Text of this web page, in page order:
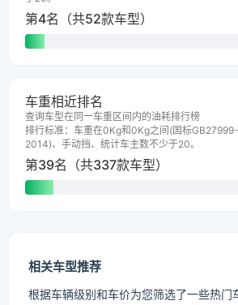
第4名（共52款车型）
车重相近排名
查询车型在同一车重区间内的油耗排行榜
排行标准：车重在0Kg和0Kg之间(国标GB27999-
2014)、手动挡、统计车主数不少于20。
第39名（共337款车型）
相关车型推荐
根据车辆级别和车价为您筛选了一些热门